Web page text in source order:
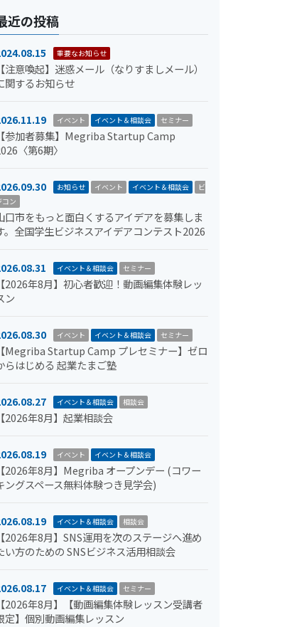
近の投稿
重要なお知らせ
【注意喚起】迷惑メール（なりすましメール）
関するお知らせ
イベント イベント＆相談会 セミナー
【参加者募集】Megriba Startup Camp
〈第6期〉
お知らせ イベント イベント＆相談会
ビ
コン
口市をもっと面白くするアイデアを募集しま
。全国学生ビジネスアイデアコンテスト2026
イベント＆相談会 セミナー
【2026年8月】初心者歓迎！動画編集体験レッ
ン
イベント イベント＆相談会 セミナー
【Megriba Startup Camp プレセミナー】ゼロ
らはじめる 起業たまご塾
イベント＆相談会 相談会
【2026年8月】起業相談会
イベント イベント＆相談会
【2026年8月】Megriba オープンデー (コワー
ングスペース無料体験つき見学会)
イベント＆相談会 相談会
【2026年8月】SNS運用を次のステージへ進め
い方のための SNSビジネス活用相談会
イベント＆相談会 セミナー
【2026年8月】【動画編集体験レッスン受講者
定】個別動画編集レッスン